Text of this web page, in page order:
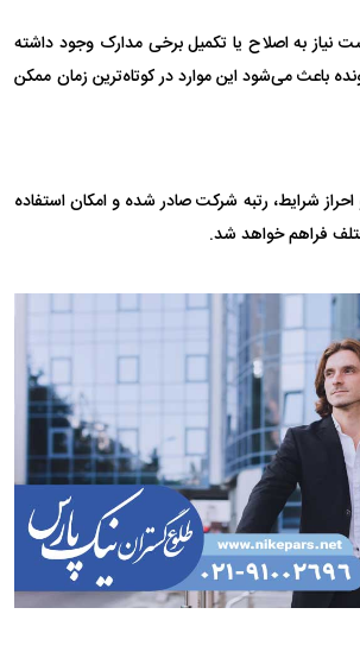
به اصلاح یا تکمیل برخی مدارک وجود داشته
باعث می‌شود این موارد در کوتاه‌ترین زمان ممکن
شرایط، رتبه شرکت صادر شده و امکان استفاده
فراهم خواهد شد.